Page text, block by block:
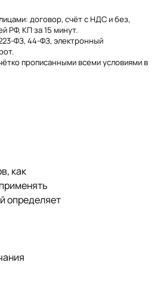
договор, счёт с НДС и без,
РФ, КП за 15 минут.
ФЗ, 44-ФЗ, электронный
прописанными всеми условиями в
как
определяет